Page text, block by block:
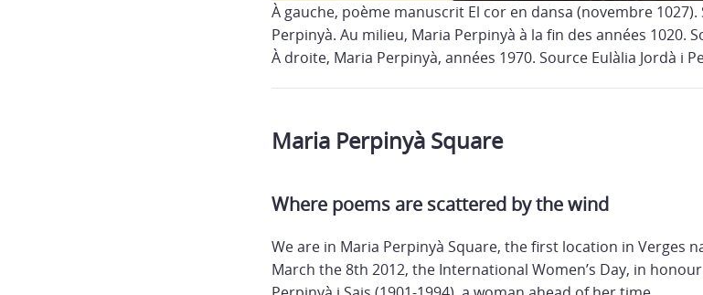
À gauche, poème manuscrit El cor en dansa (novembre
Perpinyà. Au milieu, Maria Perpinyà à la fin des années 1020.
À droite, Maria Perpinyà, années 1970. Source Eulàlia Jordà i
Maria Perpinyà Square
Where poems are scattered by the wind
We are in Maria Perpinyà Square, the first location in Verges
March the 8th 2012, the International Women’s Day, in